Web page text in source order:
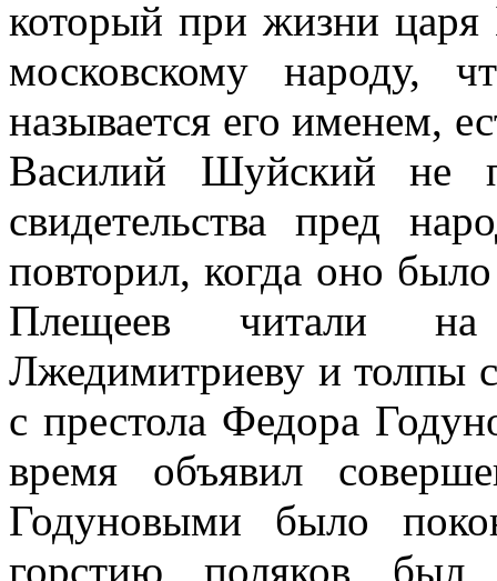
который при жизни царя
московскому народу,
называется его именем,
Василий Шуйский не
свидетельства пред
повторил, когда оно
Плещеев читали
Лжедимитриеву и толпы
с престола Федора
время объявил
Годуновыми было
горстию поляков